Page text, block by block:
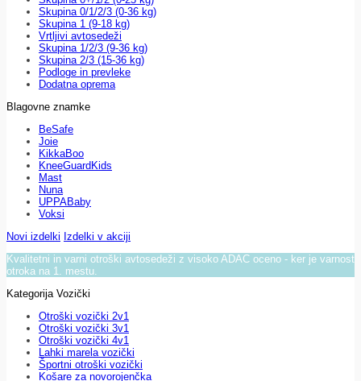
Skupina 0/1/2/3 (0-36 kg)
Skupina 1 (9-18 kg)
Vrtljivi avtosedeži
Skupina 1/2/3 (9-36 kg)
Skupina 2/3 (15-36 kg)
Podloge in prevleke
Dodatna oprema
Blagovne znamke
BeSafe
Joie
KikkaBoo
KneeGuardKids
Mast
Nuna
UPPABaby
Voksi
Novi izdelki Izdelki v akciji
Kvalitetni in varni otroški avtosedeži z visoko ADAC oceno - ker je varnost
otroka na 1. mestu.
Kategorija Vozički
Otroški vozički 2v1
Otroški vozički 3v1
Otroški vozički 4v1
Lahki marela vozički
Športni otroški vozički
Košare za novorojenčka